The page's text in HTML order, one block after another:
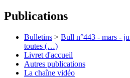
Publications
Bulletins > Bull n°443 - mars -
toutes (…)
Livret d'accueil
Autres publications
La chaîne vidéo